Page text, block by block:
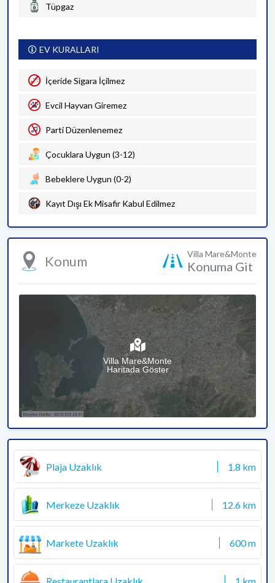
Tüpgaz
EV KURALLARI
İçeride Sigara İçilmez
Evcil Hayvan Giremez
Parti Düzenlenemez
Çocuklara Uygun (3-12)
Bebeklere Uygun (0-2)
Kayıt Dışı Ek Misafir Kabul Edilmez
Konum Villa Mare&Monte
Konuma Git
Villa Mare&Monte
Haritada Göster
Plaja Uzaklık 1.8 km
Merkeze Uzaklık 12.6 km
Markete Uzaklık 600 m
Restaurantlara Uzaklık 1 km